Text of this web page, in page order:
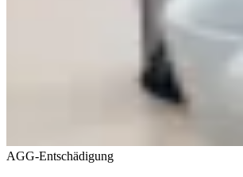
AGG-Entschädigung